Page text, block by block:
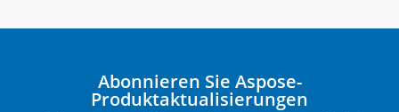
Abonnieren Sie Aspose-
Produktaktualisierungen